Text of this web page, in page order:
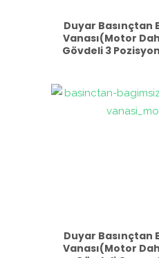
Duyar Basınçtan
Vanası(Motor
Gövdeli 3
Duyar Basınçtan
Vanası(Motor